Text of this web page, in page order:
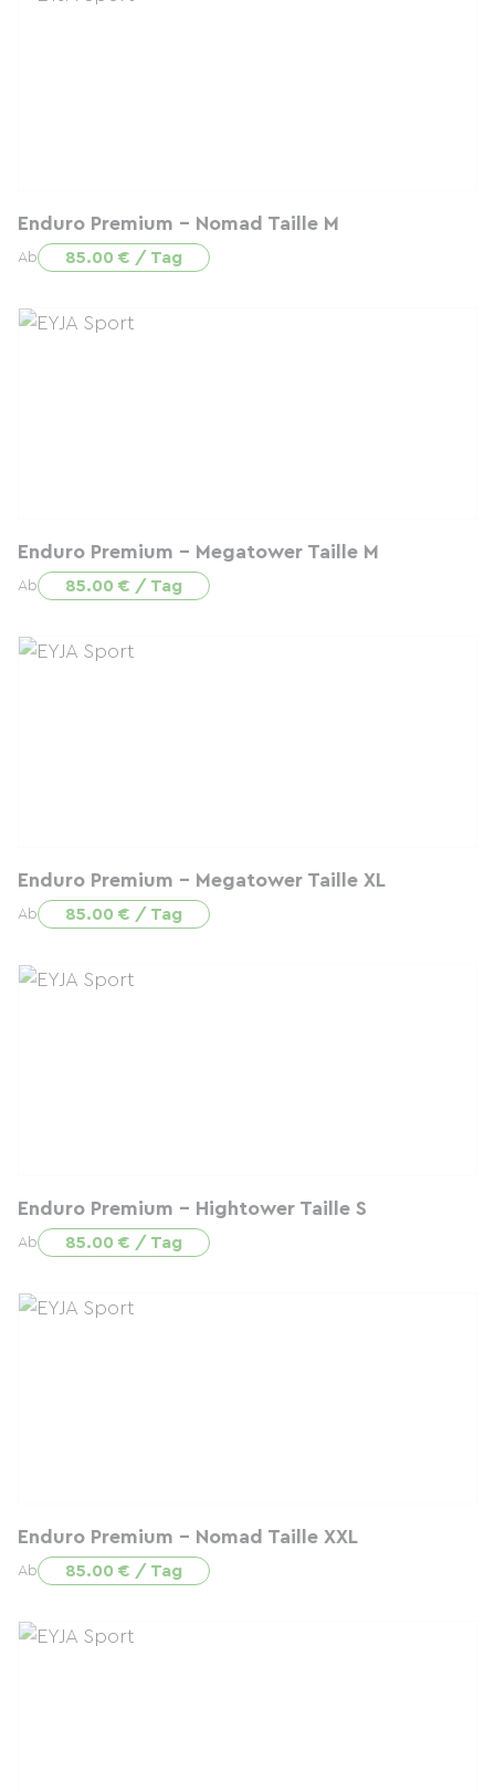
Enduro Premium - Nomad Taille M
Ab 85.00 € / Tag
Enduro Premium - Megatower Taille M
Ab 85.00 € / Tag
Enduro Premium - Megatower Taille XL
Ab 85.00 € / Tag
Enduro Premium - Hightower Taille S
Ab 85.00 € / Tag
Enduro Premium - Nomad Taille XXL
Ab 85.00 € / Tag